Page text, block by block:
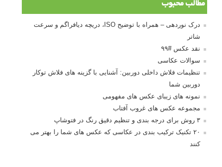
مطالب محبوب
درک نوردهی – همراه با توضیح ISO، دریچه دیافراگم و سرعت
شاتر
نقد عکس #۹۹
سوالات عکاسی
تنظیمات فلاش داخلی دوربین: آشنایی با گزینه های فلاش توکار
دوربین شما
نمونه های زیبای عکس های مفهومی
مجموعه عکس های غروب آفتاب
۳ روش برای درجه بندی و تنظیم دقیق رنگ در فتوشاپ
۲۰ تکنیک ترکیب بندی در عکاسی که عکس های شما را بهتر می
کنند